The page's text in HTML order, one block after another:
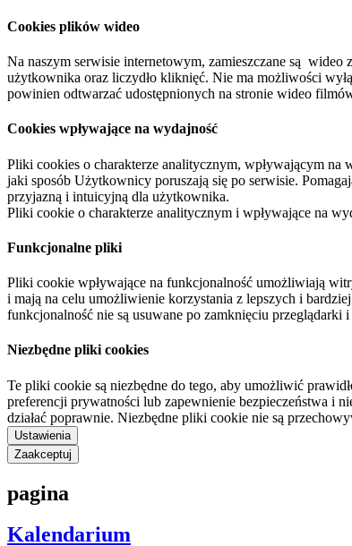
Cookies plików wideo
Na naszym serwisie internetowym, zamieszczane są
użytkownika oraz liczydło kliknięć. Nie ma możliwości
powinien odtwarzać udostępnionych na stronie wideo
Cookies wpływające na wydajność
Pliki cookies o charakterze analitycznym, wpływającym na
jaki sposób Użytkownicy poruszają się po serwisie.
przyjazną i intuicyjną dla użytkownika.
Pliki cookie o charakterze analitycznym i wpływające na
Funkcjonalne pliki
Pliki cookie wpływające na funkcjonalność umożliwiają
i mają na celu umożliwienie korzystania z lepszych i
funkcjonalność nie są usuwane po zamknięciu
Niezbędne pliki cookies
Te pliki cookie są niezbędne do tego, aby umożliwić
preferencji prywatności lub zapewnienie bezpieczeństwa i
działać poprawnie. Niezbędne pliki cookie nie są
Ustawienia
Zaakceptuj
pagina
Kalendarium